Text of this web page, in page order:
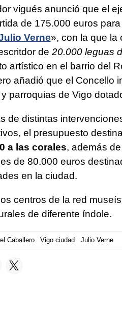
vigués anunció que el
de 175.000 euros
Verne», con la que la
de 20.000 leguas
artístico en el barrio del
añadió que el Concello
parroquias de Vigo
de distintas
el presupuesto
a las corales, además
de 80.000 euros
en la ciudad.
centros de la red
de diferente índole.
Caballero Vigo ciudad Julio Verne